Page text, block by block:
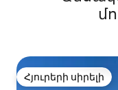
Հյուրերի սիրելի
Հյուրերի սիրելի